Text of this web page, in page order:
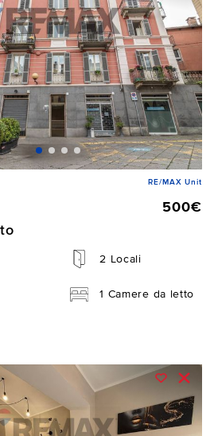
RE/MAX Unit
500€
2 Locali
1 Camere da letto